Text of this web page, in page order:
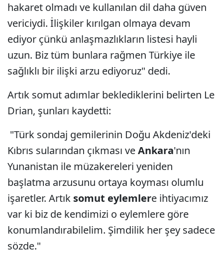
hakaret olmadı ve kullanılan dil daha güven
vericiydi. İlişkiler kırılgan olmaya devam
ediyor çünkü anlaşmazlıkların listesi hayli
uzun. Biz tüm bunlara rağmen Türkiye ile
sağlıklı bir ilişki arzu ediyoruz" dedi.
Artık somut adımlar beklediklerini belirten Le
Drian, şunları kaydetti:
"Türk sondaj gemilerinin Doğu Akdeniz'deki
Kıbrıs sularından çıkması veAnkara'nın
Yunanistan ile müzakereleri yeniden
başlatma arzusunu ortaya koyması olumlu
işaretler. Artık somut eylemlere ihtiyacımız
var ki biz de kendimizi o eylemlere göre
konumlandırabilelim. Şimdilik her şey sadece
sözde."